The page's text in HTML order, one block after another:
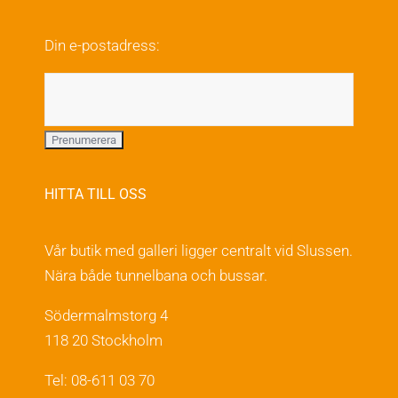
på
produktsidan
Din e-postadress:
HITTA TILL OSS
Vår butik med galleri ligger centralt vid Slussen.
Nära både tunnelbana och bussar.
Södermalmstorg 4
118 20 Stockholm
Tel: 08-611 03 70